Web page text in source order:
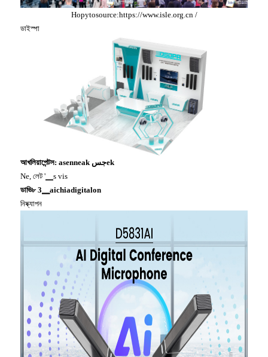
Hopytosource:https://www.isle.org.cn /
ডাইস্পা
আখলিয়াপেন্টস: asenneak جسek
Ne, লেট '▁s vis
ডাভি৮ 3▁aichiadigitalon
নিষ্ক্যাপন